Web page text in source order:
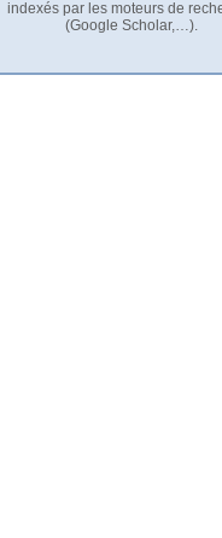
indexés par les moteurs de
(Google Scholar,…).